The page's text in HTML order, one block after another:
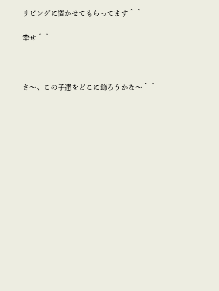
リビングに置かせてもらってます＾＾
幸せ＾＾
さ～、この子達をどこに飾ろうかな～＾＾